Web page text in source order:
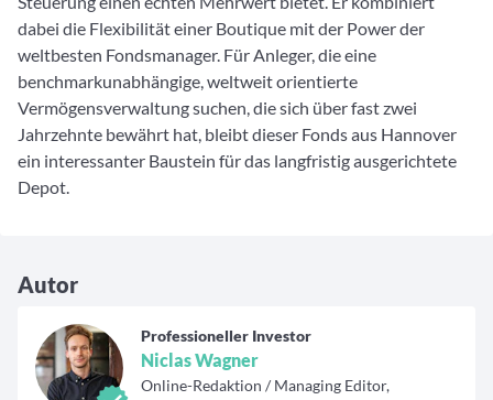
dabei die Flexibilität einer Boutique mit der Power der
weltbesten Fondsmanager. Für Anleger, die eine
benchmarkunabhängige, weltweit orientierte
Vermögensverwaltung suchen, die sich über fast zwei
Jahrzehnte bewährt hat, bleibt dieser Fonds aus Hannover
ein interessanter Baustein für das langfristig ausgerichtete
Depot.
Autor
Professioneller Investor
Niclas Wagner
Online-Redaktion / Managing Editor,